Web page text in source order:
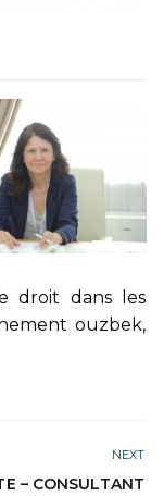
droit dans les
ouzbek,
NEXT
– CONSULTANT